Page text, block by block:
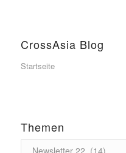
CrossAsia Blog
Startseite
Themen